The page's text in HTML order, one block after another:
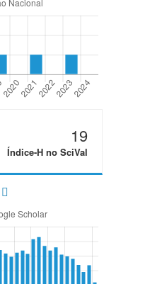
19
Índice-H no SciVal